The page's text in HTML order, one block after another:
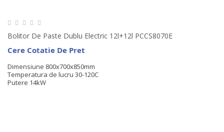
Bolitor De Paste Dublu Electric 12l+12l PCCS8070E
Cere Cotatie De Pret
Dimensiune 800x700x850mm
Temperatura de lucru 30-120C
Putere 14kW